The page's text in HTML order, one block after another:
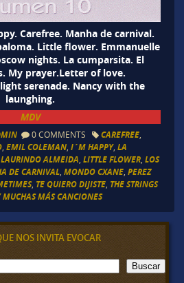
Carefree. Manha de carnival.
Little flower. Emmanuelle
nights. La cumparsita. El
My prayer.Letter of love.
serenade. Nancy with the
launghing.
MDV
0 COMMENTS CAREFREE,
, EMIL COLEMAN, I´M HAPPY, LA
LAURINDO ALMEIDA, LITTLE FLOWER, LOS
DE CARNIVAL, MONDO CXANE, PEREZ
, TE QUIERO DIJISTE, THE STRINGS
MUCHAS MÁS CANCIONES
NOS INVITA EVOCAR
Buscar